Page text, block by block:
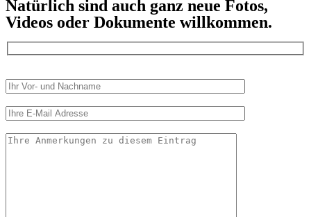
Natürlich sind auch ganz neue Fotos,
Videos oder Dokumente willkommen.